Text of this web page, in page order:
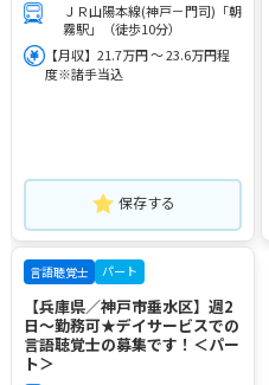
ＪＲ山陽本線(神戸－門司)「朝
霧駅」（徒歩10分）
【月収】21.7万円 ～ 23.6万円程
度※諸手当込
保存する
言語聴覚士 パート
【兵庫県／神戸市垂水区】週2
日～勤務可★デイサービスでの
言語聴覚士の募集です！＜パー
ト＞